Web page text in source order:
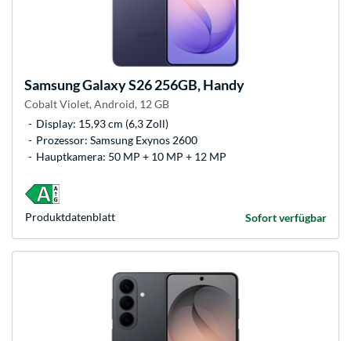
SamsungGalaxy S26 256GB, Handy
Cobalt Violet, Android, 12 GB
Display: 15,93 cm (6,3 Zoll)
Prozessor: Samsung Exynos 2600
Hauptkamera: 50 MP + 10 MP + 12 MP
Sofort verfügbar
Produkt­datenblatt